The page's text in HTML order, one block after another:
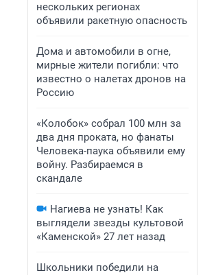
нескольких регионах
объявили ракетную опасность
Дома и автомобили в огне,
мирные жители погибли: что
известно о налетах дронов на
Россию
«Колобок» собрал 100 млн за
два дня проката, но фанаты
Человека-паука объявили ему
войну. Разбираемся в
скандале
Нагиева не узнать! Как
выглядели звезды культовой
«Каменской» 27 лет назад
Школьники победили на